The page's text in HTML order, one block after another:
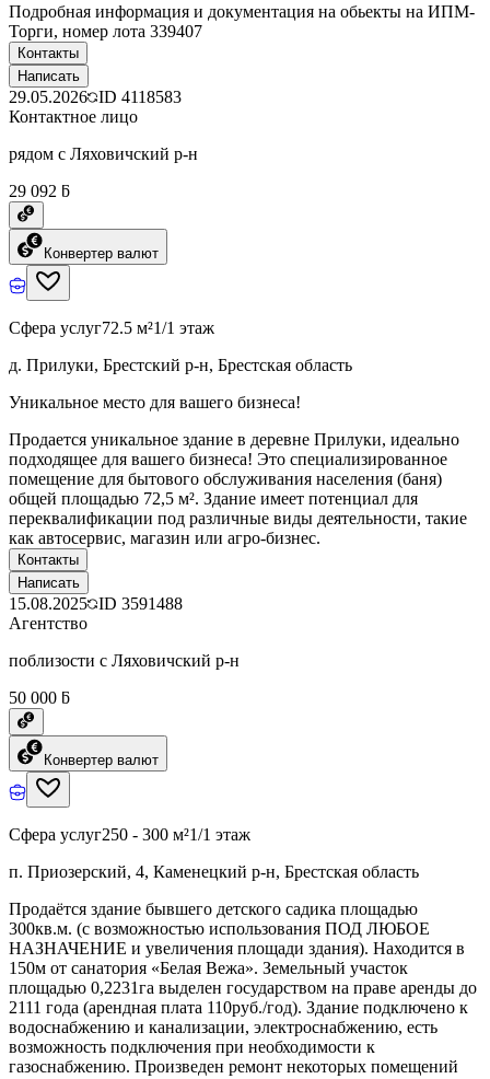
Подробная информация и документация на обьекты на ИПМ-
Торги, номер лота 339407
Контакты
Написать
29.05.2026 ID 4118583
Контактное лицо
рядом с Ляховичский р-н
29 092 ƃ
Конвертер валют
Сфера услуг72.5 м²1/1 этаж
д. Прилуки, Брестский р-н, Брестская область
Уникальное место для вашего бизнеса!
Продается уникальное здание в деревне Прилуки, идеально
подходящее для вашего бизнеса! Это специализированное
помещение для бытового обслуживания населения (баня)
общей площадью 72,5 м². Здание имеет потенциал для
переквалификации под различные виды деятельности, такие
как автосервис, магазин или агро-бизнес.
Контакты
Написать
15.08.2025 ID 3591488
Агентство
поблизости с Ляховичский р-н
50 000 ƃ
Конвертер валют
Сфера услуг250 - 300 м²1/1 этаж
п. Приозерский, 4, Каменецкий р-н, Брестская область
Продаётся здание бывшего детского садика площадью
300кв.м. (с возможностью использования ПОД ЛЮБОЕ
НАЗНАЧЕНИЕ и увеличения площади здания). Находится в
150м от санатория «Белая Вежа». Земельный участок
площадью 0,2231га выделен государством на праве аренды до
2111 года (арендная плата 110руб./год). Здание подключено к
водоснабжению и канализации, электроснабжению, есть
возможность подключения при необходимости к
газоснабжению. Произведен ремонт некоторых помещений